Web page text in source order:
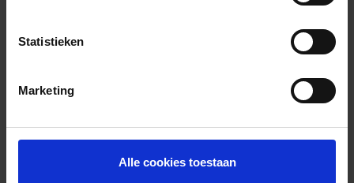
Statistieken
Marketing
Alle cookies toestaan
Foto’s ({{photos.length}})